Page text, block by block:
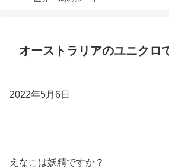
オーストラリアのユニクロ
2022年5月6日
えなこは妖精ですか？